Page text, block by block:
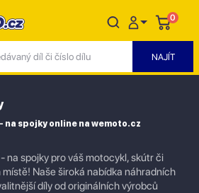
0
spojky online na wemoto.cz
na spojky pro váš motocykl, skútr či
místě! Naše široká nabídka náhradních
díly od originálních výrobců